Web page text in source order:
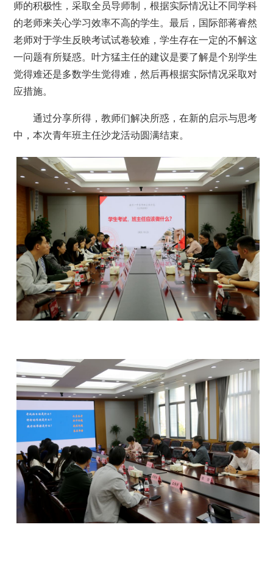
师的积极性，采取全员导师制，根据实际情况让不同学科
的老师来关心学习效率不高的学生。最后，国际部蒋睿然
老师对于学生反映考试试卷较难，学生存在一定的不解这
一问题有所疑惑。叶方猛主任的建议是要了解是个别学生
觉得难还是多数学生觉得难，然后再根据实际情况采取对
应措施。
通过分享所得，教师们解决所惑，在新的启示与思考
中，本次青年班主任沙龙活动圆满结束。